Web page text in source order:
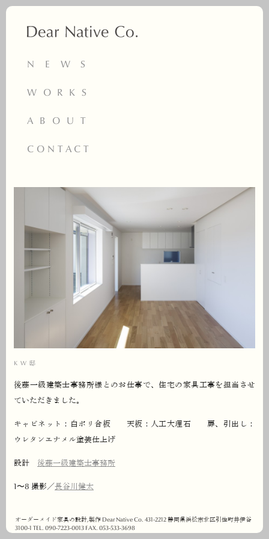
NEWS
WORKS
ABOUT
CONTACT
KW邸
後藤一級建築士事務所様とのお仕事で、住宅の家具工事を担当させ
ていただきました。
キャビネット：白ポリ合板 天板：人工大理石 扉、引出し：
ウレタンエナメル塗装仕上げ
設計 後藤一級建築士事務所
1〜8 撮影／長谷川健太
オーダーメイド家具の設計,製作 Dear Native Co. 431-2212 静岡県浜松市北区引佐町井伊谷
3100-1 TEL. 090-7223-0013 FAX. 053-533-3698